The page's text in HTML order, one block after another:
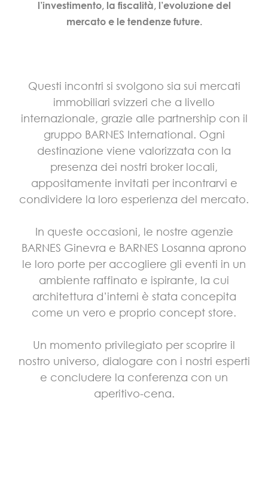
l’investimento, la fiscalità, l’evoluzione del
mercato e le tendenze future.
Questi incontri si svolgono sia sui mercati
immobiliari svizzeri che a livello
internazionale, grazie alle partnership con il
gruppo BARNES International. Ogni
destinazione viene valorizzata con la
presenza dei nostri broker locali,
appositamente invitati per incontrarvi e
condividere la loro esperienza del mercato.
In queste occasioni, le nostre agenzie
BARNES Ginevra e BARNES Losanna aprono
le loro porte per accogliere gli eventi in un
ambiente raffinato e ispirante, la cui
architettura d’interni è stata concepita
come un vero e proprio concept store.
Un momento privilegiato per scoprire il
nostro universo, dialogare con i nostri esperti
e concludere la conferenza con un
aperitivo-cena.